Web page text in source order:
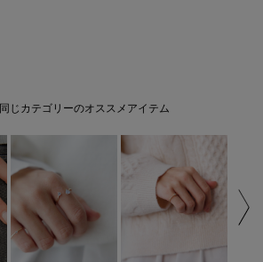
同じカテゴリーのオススメアイテム